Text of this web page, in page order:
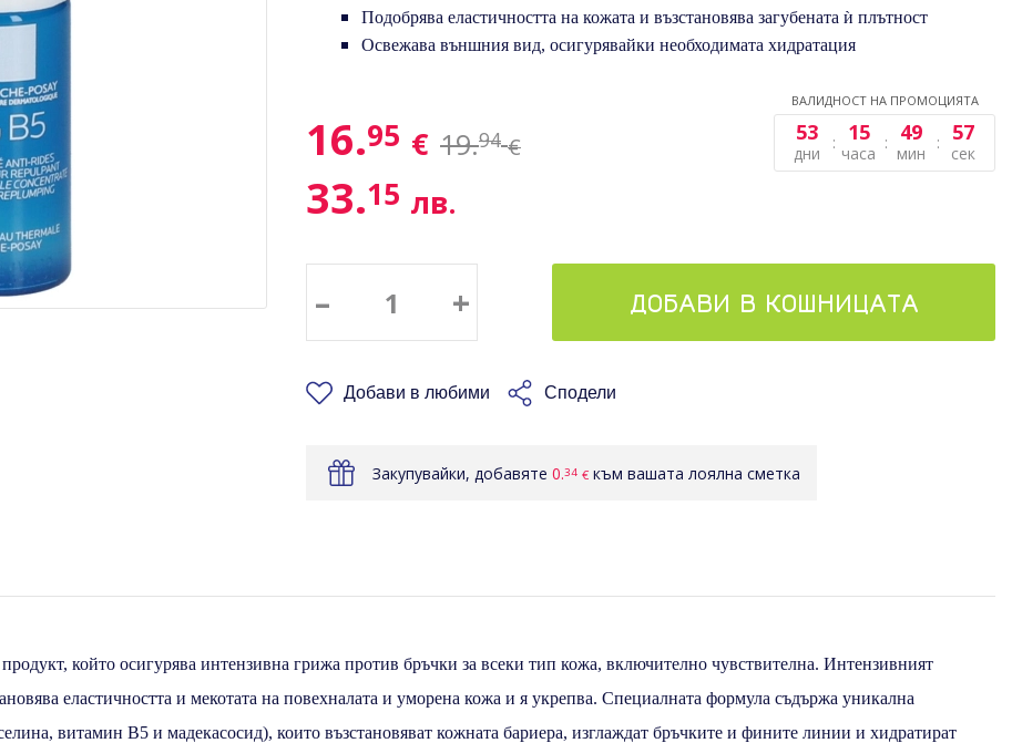
Подобрява еластичността на кожата и възстановява загубената ѝ плътност
Освежава външния вид, осигурявайки необходимата хидратация
16.95 € 19.94 €
33.15 лв.
ВАЛИДНОСТ НА ПРОМОЦИЯТА
53
дни
15
часа
49
мин
57
сек
– + ДОБАВИ В КОШНИЦАТА
Добави в любими Сподели
Закупувайки, добавяте 0.34 € към вашата лоялна сметка
който осигурява интензивна грижа против бръчки за всеки тип кожа, включително чувствителна. Интензивният
еластичността и мекотата на повехналата и уморена кожа и я укрепва. Специалната формула съдържа уникална
витамин B5 и мадекасосид), които възстановяват кожната бариера, изглаждат бръчките и фините линии и хидратират